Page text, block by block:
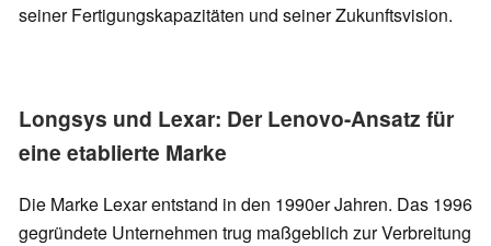
seiner Fertigungskapazitäten und seiner Zukunftsvision.
Longsys und Lexar: Der Lenovo-Ansatz für
eine etablierte Marke
Die Marke Lexar entstand in den 1990er Jahren. Das 1996
gegründete Unternehmen trug maßgeblich zur Verbreitung